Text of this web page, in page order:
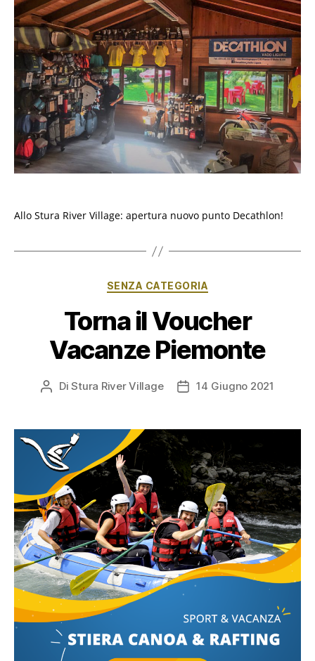
Allo Stura River Village: apertura nuovo punto Decathlon!
Categorie
SENZA CATEGORIA
Torna il Voucher
Vacanze Piemonte
Autore
DiStura River Village
Data14 Giugno 2021